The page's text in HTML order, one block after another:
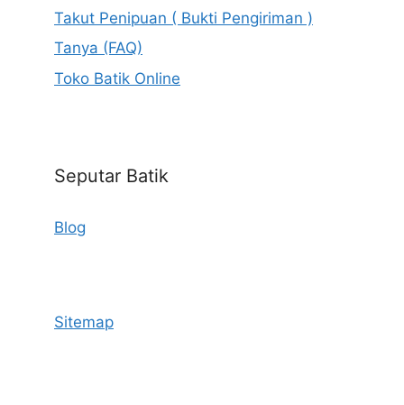
Takut Penipuan ( Bukti Pengiriman )
Tanya (FAQ)
Toko Batik Online
Seputar Batik
Blog
Sitemap